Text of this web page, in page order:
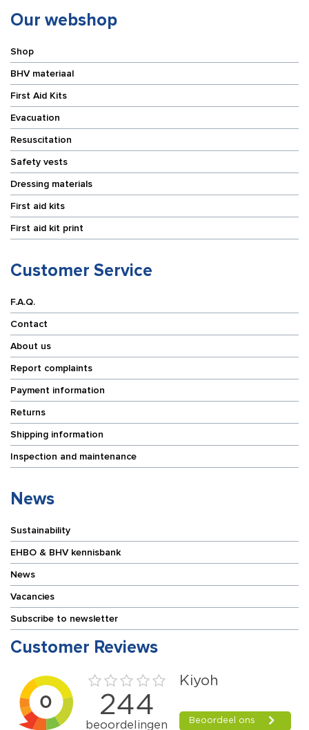
Our webshop
Shop
BHV materiaal
First Aid Kits
Evacuation
Resuscitation
Safety vests
Dressing materials
First aid kits
First aid kit print
Customer Service
F.A.Q.
Contact
About us
Report complaints
Payment information
Returns
Shipping information
Inspection and maintenance
News
Sustainability
EHBO & BHV kennisbank
News
Vacancies
Subscribe to newsletter
Customer Reviews